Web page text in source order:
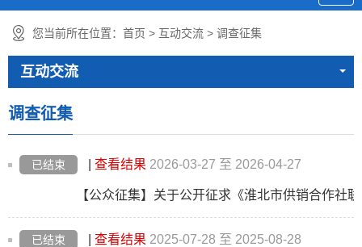
您当前所在位置： 首页 > 互动交流 > 调查征集
互动交流
调查征集
已结束 查看结果 2026-03-27 至 2026-04-27
已结束 查看结果 2025-07-28 至 2025-08-28